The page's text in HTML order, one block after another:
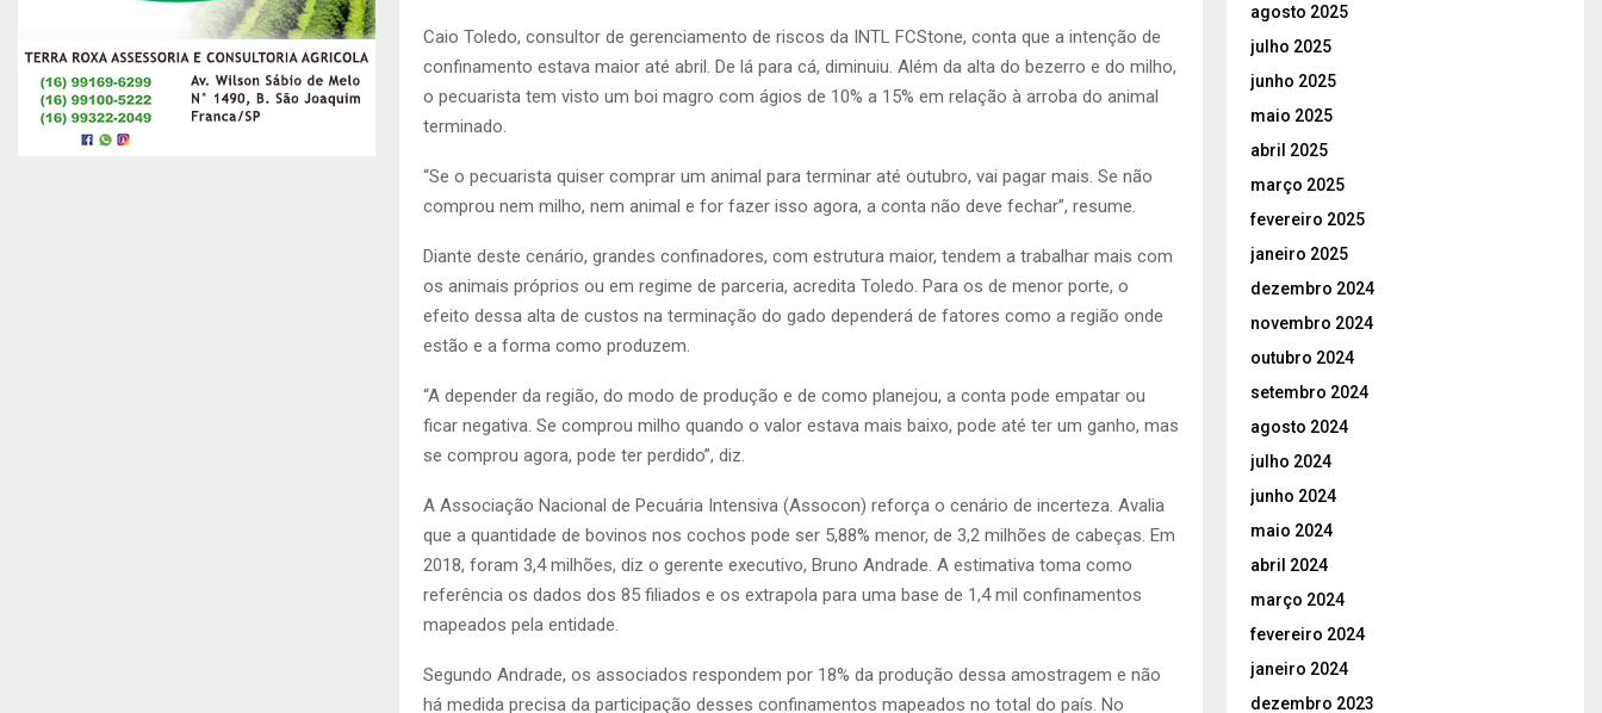
Caio Toledo, consultor de gerenciamento de riscos da INTL FCStone, conta que a intenção de
confinamento estava maior até abril. De lá para cá, diminuiu. Além da alta do bezerro e do milho,
o pecuarista tem visto um boi magro com ágios de 10% a 15% em relação à arroba do animal
terminado.
“Se o pecuarista quiser comprar um animal para terminar até outubro, vai pagar mais. Se não
comprou nem milho, nem animal e for fazer isso agora, a conta não deve fechar”, resume.
Diante deste cenário, grandes confinadores, com estrutura maior, tendem a trabalhar mais com
os animais próprios ou em regime de parceria, acredita Toledo. Para os de menor porte, o
efeito dessa alta de custos na terminação do gado dependerá de fatores como a região onde
estão e a forma como produzem.
“A depender da região, do modo de produção e de como planejou, a conta pode empatar ou
ficar negativa. Se comprou milho quando o valor estava mais baixo, pode até ter um ganho, mas
se comprou agora, pode ter perdido”, diz.
A Associação Nacional de Pecuária Intensiva (Assocon) reforça o cenário de incerteza. Avalia
que a quantidade de bovinos nos cochos pode ser 5,88% menor, de 3,2 milhões de cabeças. Em
2018, foram 3,4 milhões, diz o gerente executivo, Bruno Andrade. A estimativa toma como
referência os dados dos 85 filiados e os extrapola para uma base de 1,4 mil confinamentos
mapeados pela entidade.
Segundo Andrade, os associados respondem por 18% da produção dessa amostragem e não
há medida precisa da participação desses confinamentos mapeados no total do país. No
agosto 2025
julho 2025
junho 2025
maio 2025
abril 2025
março 2025
fevereiro 2025
janeiro 2025
dezembro 2024
novembro 2024
outubro 2024
setembro 2024
agosto 2024
julho 2024
junho 2024
maio 2024
abril 2024
março 2024
fevereiro 2024
janeiro 2024
dezembro 2023